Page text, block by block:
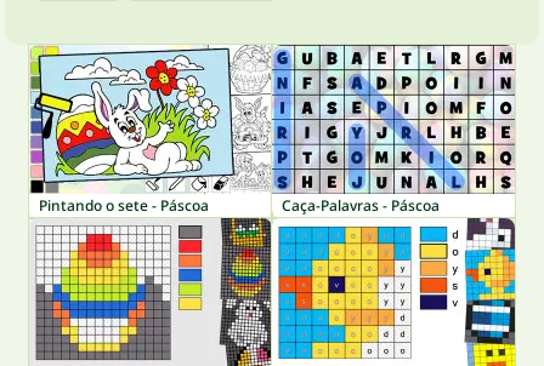
Pintando o sete - Páscoa Caça-Palavras - Páscoa